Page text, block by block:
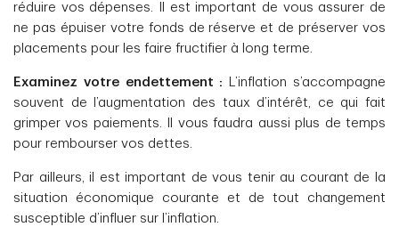
réduire vos dépenses. Il est important de vous assurer de
ne pas épuiser votre fonds de réserve et de préserver vos
placements pour les faire fructifier à long terme.
Examinez votre endettement : L’inflation s’accompagne
souvent de l’augmentation des taux d’intérêt, ce qui fait
grimper vos paiements. Il vous faudra aussi plus de temps
pour rembourser vos dettes.
Par ailleurs, il est important de vous tenir au courant de la
situation économique courante et de tout changement
susceptible d’influer sur l’inflation.